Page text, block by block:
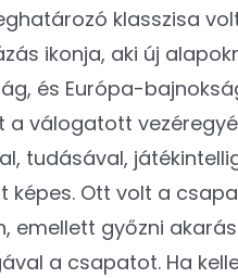
klasszisa
ikonja, aki új
és Európa-
válogatott
tudásával,
képes. Ott volt a
emellett győzni
a csapatot. Ha